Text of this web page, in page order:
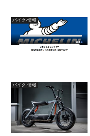
バイク-情報
バイク-情報